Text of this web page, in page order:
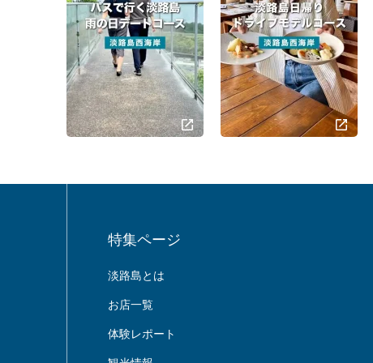
特集ページ
淡路島とは
お店一覧
体験レポート